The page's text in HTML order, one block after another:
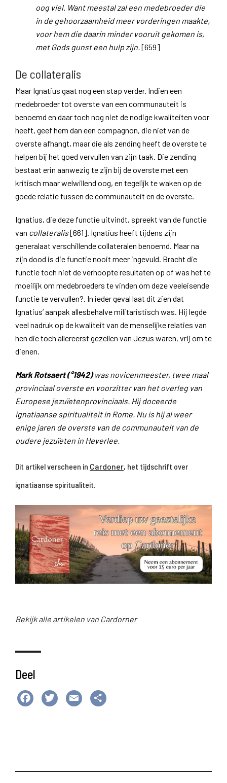
oog viel. Want meestal zal een medebroeder die
in de gehoorzaamheid meer vorderingen maakte,
voor hem die daarin minder vooruit gekomen is,
met Gods gunst een hulp zijn. [659]
De collateralis
Maar Ignatius gaat nog een stap verder. Indien een
medebroeder tot overste van een communauteit is
benoemd en daar toch nog niet de nodige kwaliteiten voor
heeft, geef hem dan een compagnon, die niet van de
overste afhangt, maar die als zending heeft de overste te
helpen bij het goed vervullen van zijn taak. Die zending
bestaat erin aanwezig te zijn bij de overste met een
kritisch maar welwillend oog, en tegelijk te waken op de
goede relatie tussen de communauteit en de overste.
Ignatius, die deze functie uitvindt, spreekt van de functie
van collateralis[661]. Ignatius heeft tijdens zijn
generalaat verschillende collateralen benoemd. Maar na
zijn dood is die functie nooit meer ingevuld. Bracht die
functie toch niet de verhoopte resultaten op of was het te
moeilijk om medebroeders te vinden om deze veeleisende
functie te vervullen?. In ieder geval laat dit zien dat
Ignatius’ aanpak allesbehalve militaristisch was. Hij legde
veel nadruk op de kwaliteit van de menselijke relaties van
hen die toch allereerst gezellen van Jezus waren, vrij om te
dienen.
Mark Rotsaert (°1942)was novicenmeester, twee maal
provinciaal overste en voorzitter van het overleg van
Europese jezuïetenprovinciaals. Hij doceerde
ignatiaanse spiritualiteit in Rome. Nu is hij al weer
enige jaren de overste van de communauteit van de
oudere jezuïeten in Heverlee.
Dit artikel verscheen in Cardoner, het tijdschrift over
ignatiaanse spiritualiteit.
Bekijk alle artikelen van Cardorner
Deel
FacebookTwitter Email